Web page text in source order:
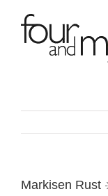
content
Markisen Rust